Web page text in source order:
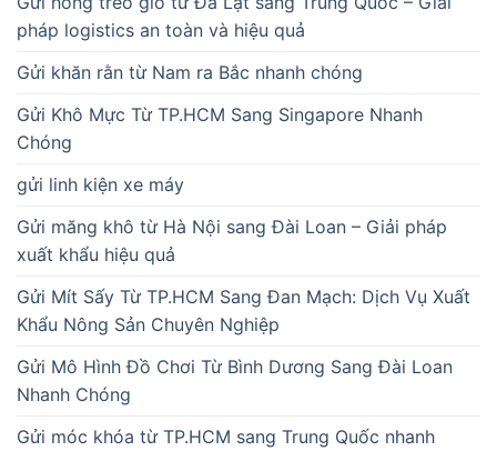
pháp logistics an toàn và hiệu quả
Gửi khăn rằn từ Nam ra Bắc nhanh chóng
Gửi Khô Mực Từ TP.HCM Sang Singapore Nhanh
Chóng
gửi linh kiện xe máy
Gửi măng khô từ Hà Nội sang Đài Loan – Giải pháp
xuất khẩu hiệu quả
Gửi Mít Sấy Từ TP.HCM Sang Đan Mạch: Dịch Vụ Xuất
Khẩu Nông Sản Chuyên Nghiệp
Gửi Mô Hình Đồ Chơi Từ Bình Dương Sang Đài Loan
Nhanh Chóng
Gửi móc khóa từ TP.HCM sang Trung Quốc nhanh